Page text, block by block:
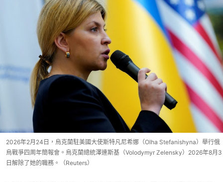
2026年2月24日，烏克蘭駐美國大使斯特凡尼希娜（Olha Stefanishyna）舉行俄
烏戰爭四周年簡報會。烏克蘭總統澤連斯基（Volodymyr Zelensky）2026年8月3
日解除了她的職務。（Reuters）